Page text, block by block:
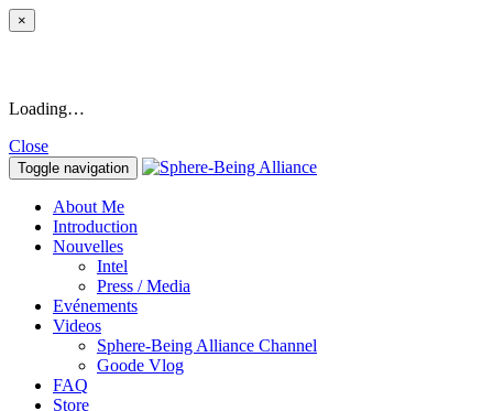
×
Loading…
Close
Toggle navigation
About Me
Introduction
Nouvelles
Intel
Press / Media
Evénements
Videos
Sphere-Being Alliance Channel
Goode Vlog
FAQ
Store